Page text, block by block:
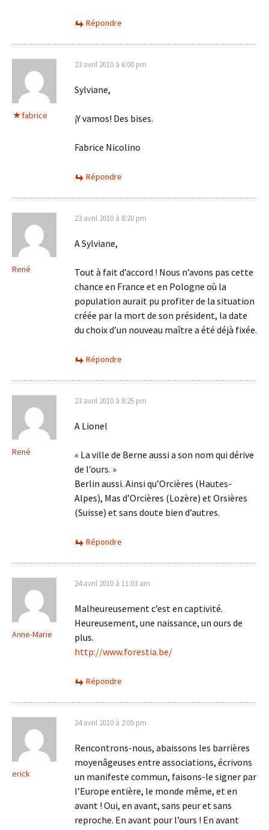
Répondre
fabrice
23 avril 2010 à 6:00 pm
Sylviane,
¡Y vamos! Des bises.
Fabrice Nicolino
Répondre
René
23 avril 2010 à 8:20 pm
A Sylviane,
Tout à fait d’accord ! Nous n’avons pas cette
chance en France et en Pologne où la
population aurait pu profiter de la situation
créée par la mort de son président, la date
du choix d’un nouveau maître a été déjà fixée.
Répondre
René
23 avril 2010 à 8:25 pm
A Lionel
« La ville de Berne aussi a son nom qui dérive
de l’ours. »
Berlin aussi. Ainsi qu’Orcières (Hautes-
Alpes), Mas d’Orcières (Lozère) et Orsières
(Suisse) et sans doute bien d’autres.
Répondre
Anne-Marie
24 avril 2010 à 11:03 am
Malheureusement c’est en captivité.
Heureusement, une naissance, un ours de
plus.
http://www.forestia.be/
Répondre
erick
24 avril 2010 à 2:05 pm
Rencontrons-nous, abaissons les barrières
moyenâgeuses entre associations, écrivons
un manifeste commun, faisons-le signer par
l’Europe entière, le monde même, et en
avant ! Oui, en avant, sans peur et sans
reproche. En avant pour l’ours ! En avant